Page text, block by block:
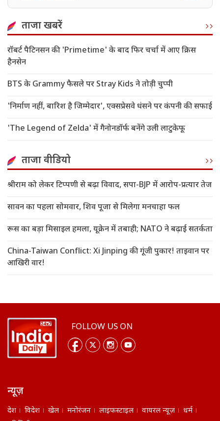
ताजा खबरें
रॉबर्ट पैटिनसन की 'Primetime' के बाद फिर चर्चा में आए क्रिस
हैनसेन
BTS के Grammy फैसले पर Stray Kids ने तोड़ी चुप्पी
'निर्माण नहीं, बारिश है जिम्मेदार', एक्सप्रेसवे धंसने पर कंपनी की सफाई
'The Legend of Zelda' में गैनोनडॉर्फ बनेंगे उली लाटुकेफू
ताजा वीडियो
श्रीराम को लेकर टिप्पणी से बढ़ा विवाद, सपा-BJP में आरोप-प्रत्यार तेज
सावन का पहला सोमवार, शिव पूजा से मिलेगा मनचाहा फल
रूस का बड़ा मिसाइल हमला, यूक्रेन में तबाही; NATO ने बढ़ाई सतर्कता
China-Taiwan Conflict: Xi Jinping की गूंजी पुकार! ताइवान पर
आखिरी वार!
FOLLOW US ON
न्यूज़
देश विदेश खेल मनोरंजन लाइफस्टाइल वायरल न्यूज़
धर्म